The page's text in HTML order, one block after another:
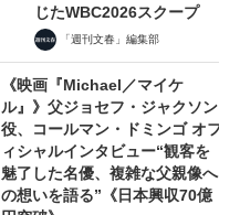
じたWBC2026スクープ
「週刊文春」編集部
《映画『Michael／マイケ
ル』》父ジョセフ・ジャクソン
役、コールマン・ドミンゴ オフ
ィシャルインタビュー“観客を
魅了した名優、複雑な父親像へ
の想いを語る”《日本興収70億